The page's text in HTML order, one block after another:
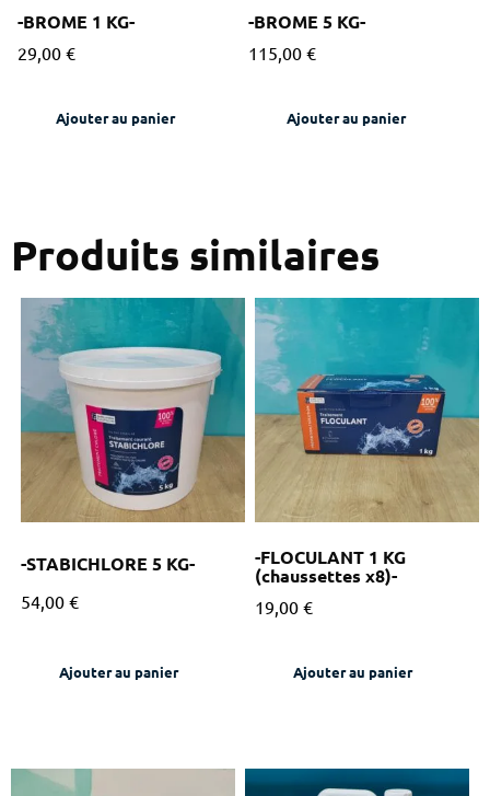
-BROME 1 KG-
29,00 €
Ajouter au panier
-BROME 5 KG-
115,00 €
Ajouter au panier
Produits similaires
-STABICHLORE 5 KG-
54,00 €
Ajouter au panier
-FLOCULANT 1 KG
(chaussettes x8)-
19,00 €
Ajouter au panier